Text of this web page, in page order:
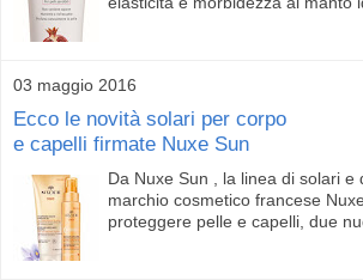
03 maggio 2016
Ecco le novità solari per corpo
e capelli firmate Nuxe Sun
Da Nuxe Sun , la linea di solari e
marchio cosmetico francese
proteggere pelle e capelli, due